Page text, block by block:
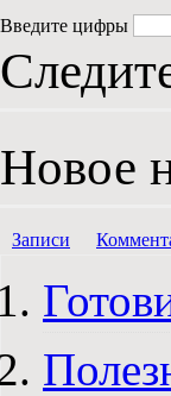
Введите цифры
Новое
Записи